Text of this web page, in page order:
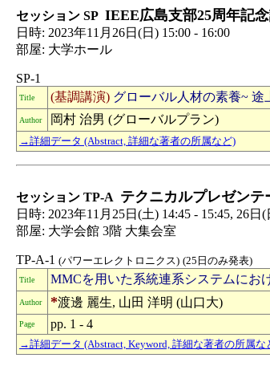
セッション SP IEEE広島支部25周年記
日時: 2023年11月26日(日) 15:00 - 16:00
部屋: 大学ホール
SP-1
Title (基調講演) グローバル人材の素養~
Author 岡村 治男 (グローバルプラン)
→詳細データ (Abstract, 詳細な著者の所属など)
セッション TP-A テクニカルプレゼンテ
日時: 2023年11月25日(土) 14:45 - 15:45, 26日(
部屋: 大学会館 3階 大集会室
TP-A-1 (パワーエレクトロニクス) (25日のみ発表)
Title MMCを用いた系統連系システムにお
Author *渡邊 麗生, 山田 洋明 (山口大)
Page pp. 1 - 4
→詳細データ (Abstract, Keyword, 詳細な著者の所属な